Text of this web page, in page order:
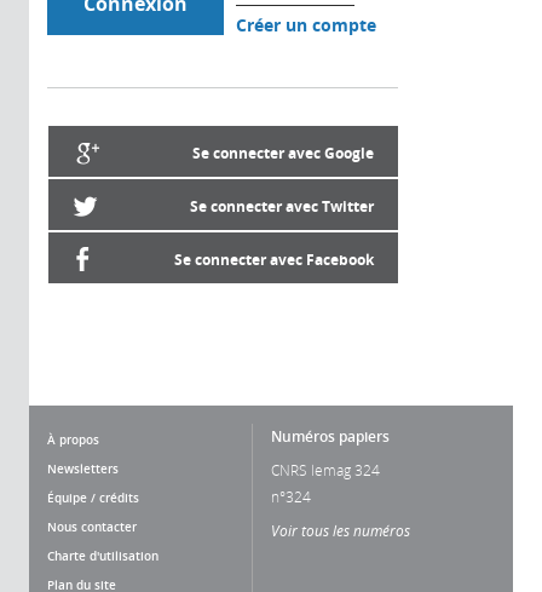
Créer un compte
Se connecter avec Google
Se connecter avec Twitter
Se connecter avec Facebook
À propos
Newsletters
Équipe / crédits
Nous contacter
Charte d'utilisation
Plan du site
Numéros papiers
CNRS lemag 324
n°324
Voir tous les numéros